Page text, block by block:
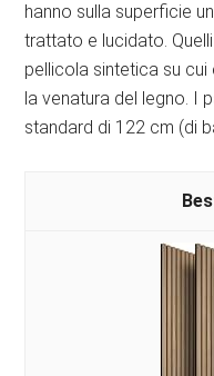
hanno sulla superficie
trattato e lucidato.
pellicola sintetica su
la venatura del legno. I
standard di 122 cm (di